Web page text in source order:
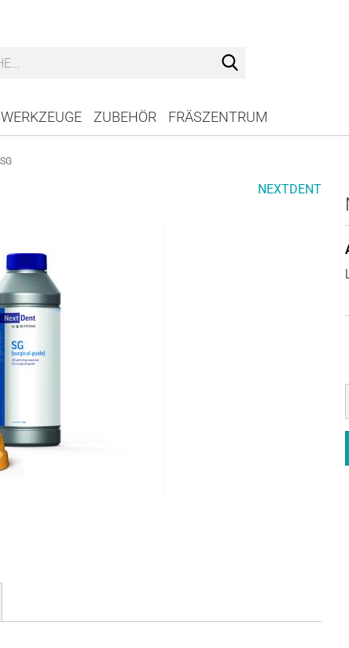
ZUBEHÖR FRÄSZENTRUM
NEXTDENT